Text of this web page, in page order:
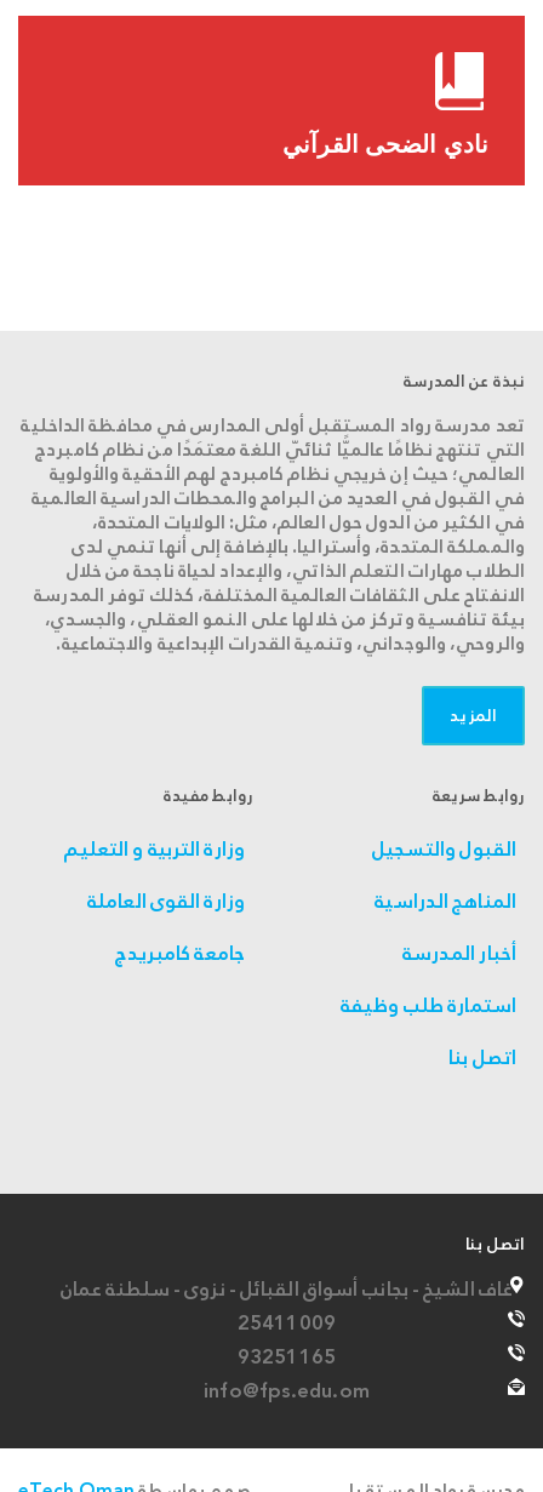
نادي الضحى القرآني
نبذة عن المدرسة
تعد مدرسة رواد المستقبل أولى المدارس في محافظة الداخلية
التي تنتهج نظامًا عالميًّا ثنائيّ اللغة معتمَدًا من نظام كامبردج
العالمي؛ حيث إن خريجي نظام كامبردج لهم الأحقية والأولوية
في القبول في العديد من البرامج والمحطات الدراسية العالمية
في الكثير من الدول حول العالم، مثل: الولايات المتحدة،
والمملكة المتحدة، وأستراليا. بالإضافة إلى أنها تنمي لدى
الطلاب مهارات التعلم الذاتي، والإعداد لحياة ناجحة من خلال
الانفتاح على الثقافات العالمية المختلفة، كذلك توفر المدرسة
بيئة تنافسية وتركز من خلالها على النمو العقلي، والجسدي،
والروحي، والوجداني، وتنمية القدرات الإبداعية والاجتماعية.
المزید
روابط مفيدة
وزارة التربية و التعليم
وزارة القوى العاملة
جامعة كامبريدج
روابط سريعة
القبول والتسجيل
المناهج الدراسية
أخبار المدرسة
استمارة طلب وظيفة
اتصل بنا
اتصل بنا
غاف الشيخ - بجانب أسواق القبائل - نزوى - سلطنة عمان
25411009
93251165
info@fps.edu.om